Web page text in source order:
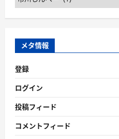
テ
ゴ
ー
メタ情報
登録
ログイン
投稿フィード
コメントフィード